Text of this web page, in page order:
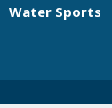
Water Sports